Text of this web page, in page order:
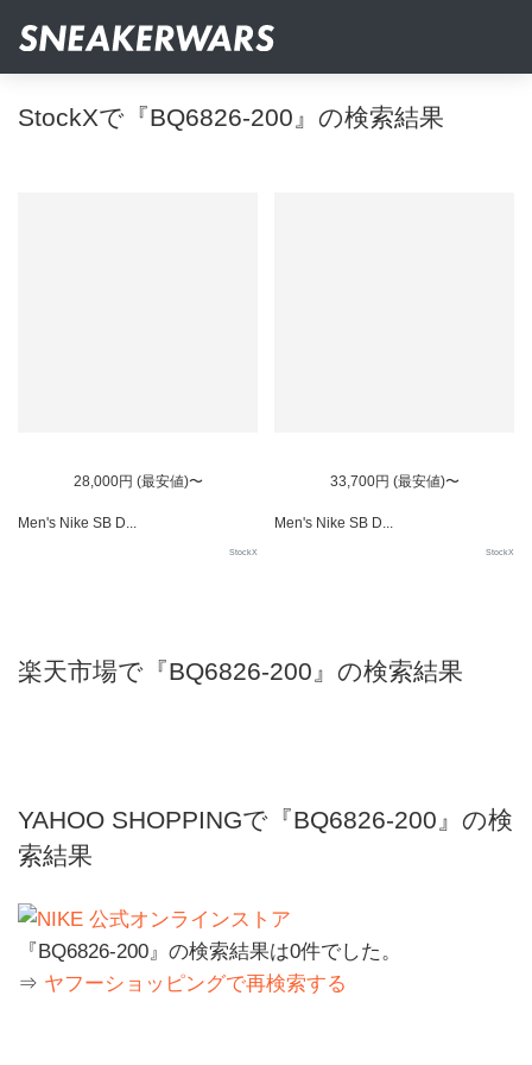
StockXで『BQ6826-200』の検索結果
28,000円 (最安値)〜
Men's Nike SB D...
StockX
33,700円 (最安値)〜
Men's Nike SB D...
StockX
楽天市場で『BQ6826-200』の検索結果
YAHOO SHOPPINGで『BQ6826-200』の検
索結果
『BQ6826-200』の検索結果は0件でした。
⇒ ヤフーショッピングで再検索する